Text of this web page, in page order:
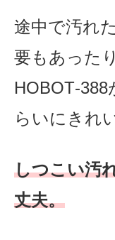
途中で汚れ
要もあった
らいにきれ
しつこい汚
丈夫。